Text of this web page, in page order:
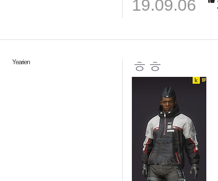
19.09.06
Yearien ㅎㅎ